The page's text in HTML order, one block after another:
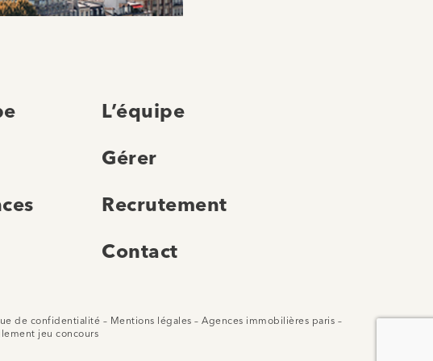
L’équipe
Gérer
Recrutement
Contact
de confidentialité – Mentions légales – Agences immobilières paris –
jeu concours